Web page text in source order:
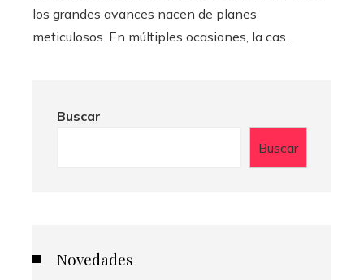
los grandes avances nacen de planes
meticulosos. En múltiples ocasiones, la cas...
Buscar
Buscar
Novedades